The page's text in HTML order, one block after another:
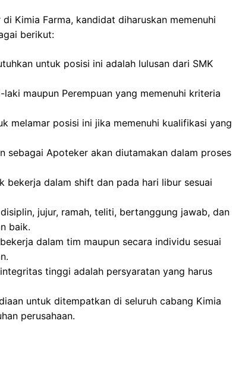
Kimia Farma, kandidat diharuskan memenuhi
berikut:
untuk posisi ini adalah lulusan dari SMK
maupun Perempuan yang memenuhi kriteria
melamar posisi ini jika memenuhi kualifikasi yang
sebagai Apoteker akan diutamakan dalam proses
bekerja dalam shift dan pada hari libur sesuai
jujur, ramah, teliti, bertanggung jawab, dan
baik.
dalam tim maupun secara individu sesuai
tinggi adalah persyaratan yang harus
untuk ditempatkan di seluruh cabang Kimia
perusahaan.